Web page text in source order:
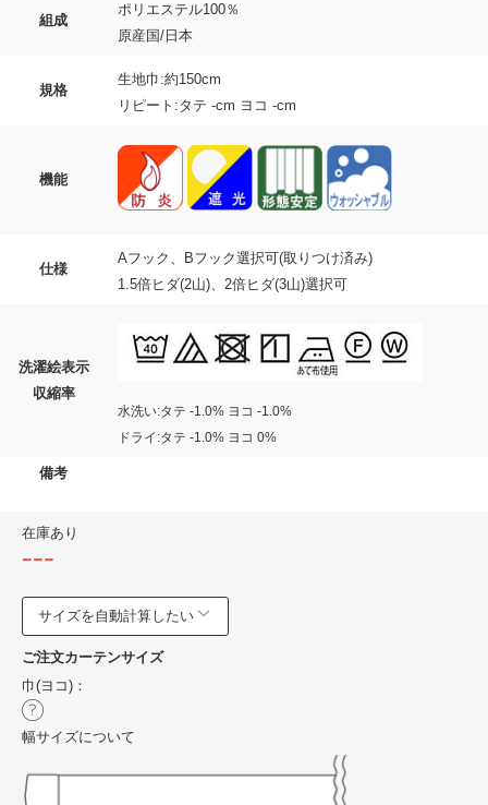
組成
ポリエステル100％
原産国/日本
規格
生地巾:約150cm
リピート:タテ -cm ヨコ -cm
機能
仕様
Aフック、Bフック選択可(取りつけ済み)
1.5倍ヒダ(2山)、2倍ヒダ(3山)選択可
洗濯絵表示
収縮率
水洗い:タテ -1.0% ヨコ -1.0%
ドライ:タテ -1.0% ヨコ 0%
備考
在庫あり
---
サイズを自動計算したい
ご注文カーテンサイズ
巾(ヨコ)：
幅サイズについて